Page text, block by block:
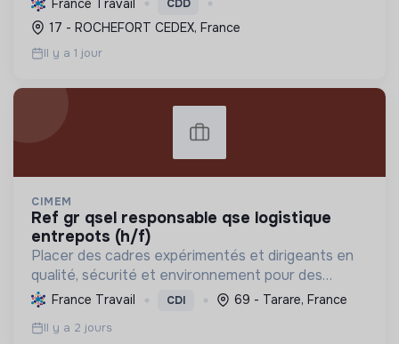
sensibilise à la transition écologique.
France Travail CDD
17 - ROCHEFORT CEDEX, France
Il y a 1 jour
CIMEM
ref gr qsel responsable qse logistique
entrepots (h/f)
Placer des cadres expérimentés et dirigeants en
qualité, sécurité et environnement pour des
postes qui contribuent à une logistique durable, à
la réduction des impacts écologiques et à
l'amélioration ...
France Travail CDI 69 - Tarare, France
Il y a 2 jours